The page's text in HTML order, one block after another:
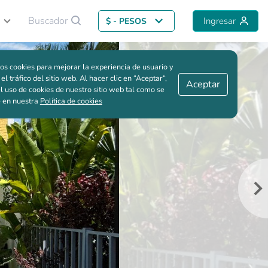
Buscador $ - PESOS Ingresar
Me interesa Volver al proyecto
cookies para mejorar la experiencia de usuario y
tráfico del sitio web. Al hacer clic en “Aceptar“,
uso de cookies de nuestro sitio web tal como se
nuestra Política de cookies
Aceptar
Guardar comparación